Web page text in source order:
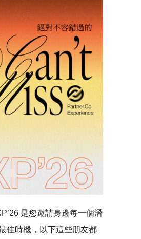
是您邀請身邊每一個潛
佳時機，以下這些朋友都